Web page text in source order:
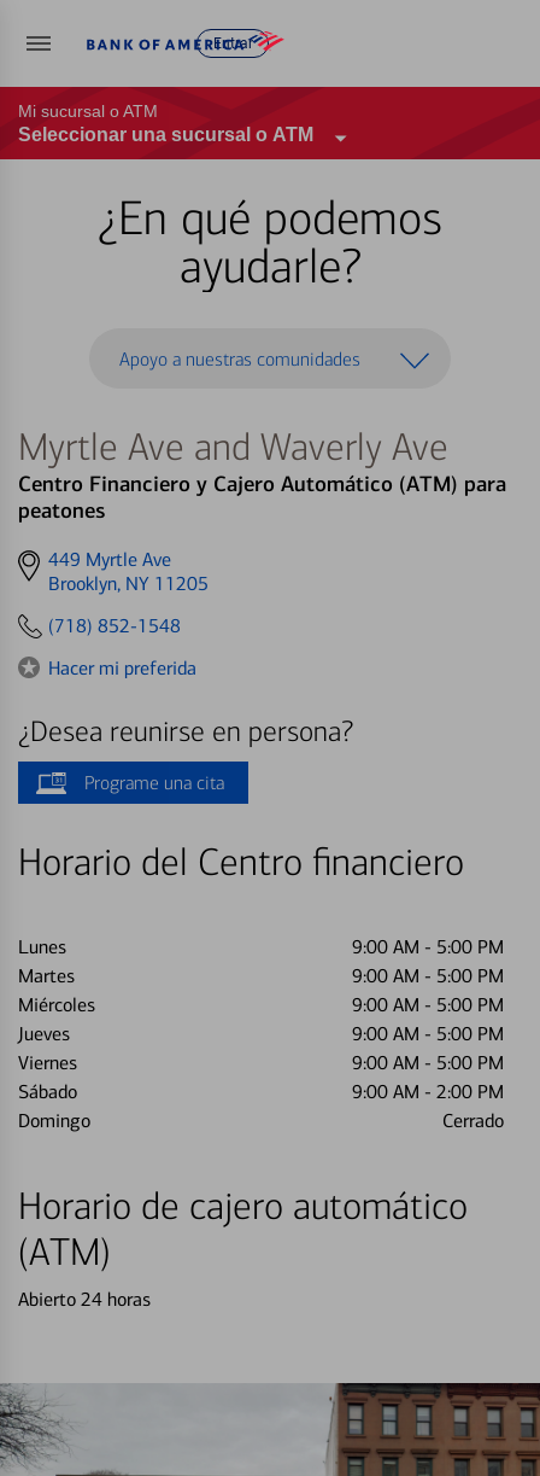
Entrar
Mi sucursal o ATM
Seleccionar una sucursal o ATM
¿En qué podemos
ayudarle?
Apoyo a nuestras comunidades
Myrtle Ave and Waverly Ave
Centro Financiero y Cajero Automático (ATM) para
peatones
Get
directions
449 Myrtle Ave
Brooklyn, NY 11205
(718) 852-1548
Hacer mi preferida
¿Desea reunirse en persona?
Programe una cita
Horario del Centro financiero
Lunes 9:00 AM - 5:00 PM
Martes
9:00 AM - 5:00 PM
Miércoles
9:00 AM - 5:00 PM
Jueves
9:00 AM - 5:00 PM
Viernes
9:00 AM - 5:00 PM
Sábado
9:00 AM - 2:00 PM
Domingo
Cerrado
Horario de cajero automático
(ATM)
Abierto 24 horas